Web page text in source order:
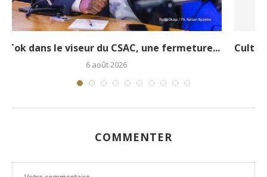
Culture – Portrait : sans matériel ni soutien, le...
6 août 2026
COMMENTER